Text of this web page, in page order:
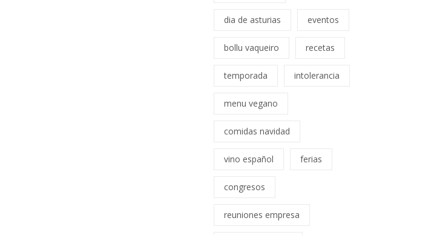
dia de asturias eventos
bollu vaqueiro recetas
temporada intolerancia
menu vegano
comidas navidad
vino español ferias
congresos
reuniones empresa